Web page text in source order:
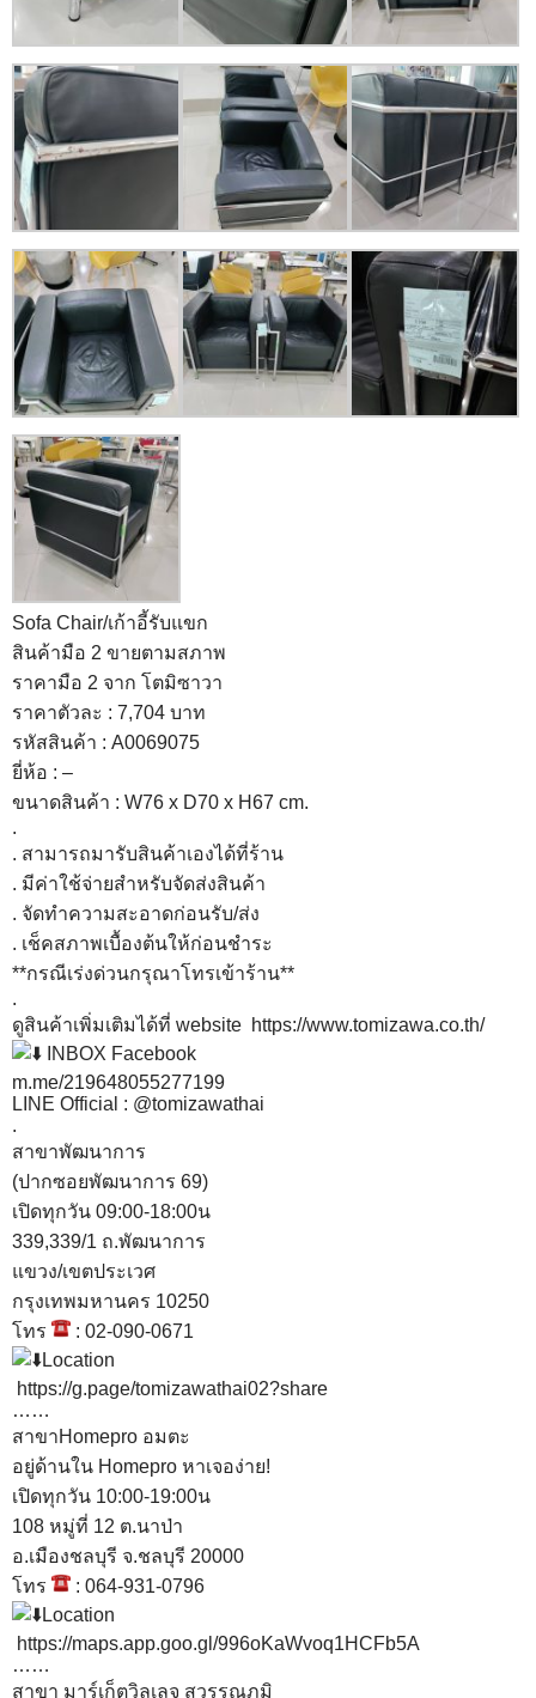
Sofa Chair/เก้าอี้รับแขก
สินค้ามือ 2 ขายตามสภาพ
ราคามือ 2 จาก โตมิซาวา
ราคาตัวละ : 7,704 บาท
รหัสสินค้า : A0069075
ยี่ห้อ : –
ขนาดสินค้า : W76 x D70 x H67 cm.
.
. สามารถมารับสินค้าเองได้ที่ร้าน
. มีค่าใช้จ่ายสำหรับจัดส่งสินค้า
. จัดทำความสะอาดก่อนรับ/ส่ง
. เช็คสภาพเบื้องต้นให้ก่อนชำระ
**กรณีเร่งด่วนกรุณาโทรเข้าร้าน**
.
ดูสินค้าเพิ่มเติมได้ที่ website https://www.tomizawa.co.th/
INBOX Facebook
m.me/219648055277199
LINE Official : @tomizawathai
.
สาขาพัฒนาการ
(ปากซอยพัฒนาการ 69)
เปิดทุกวัน 09:00-18:00น
339,339/1 ถ.พัฒนาการ
แขวง/เขตประเวศ
กรุงเทพมหานคร 10250
โทร
: 02-090-0671
Location
https://g.page/tomizawathai02?share
……
สาขาHomepro อมตะ
อยู่ด้านใน Homepro หาเจอง่าย!
เปิดทุกวัน 10:00-19:00น
108 หมู่ที่ 12 ต.นาป่า
อ.เมืองชลบุรี จ.ชลบุรี 20000
โทร
: 064-931-0796
Location
https://maps.app.goo.gl/996oKaWvoq1HCFb5A
……
สาขา มาร์เก็ตวิลเลจ สุวรรณภูมิ